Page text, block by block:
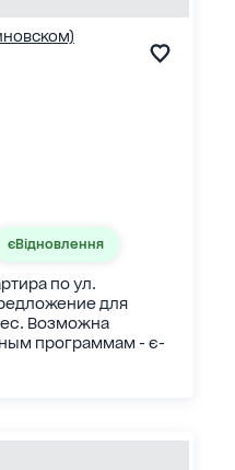
єВідновлення
по ул.
для
Возможна
программам - є-